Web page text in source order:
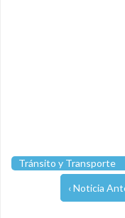
Tránsito y Transporte
‹ Noticia